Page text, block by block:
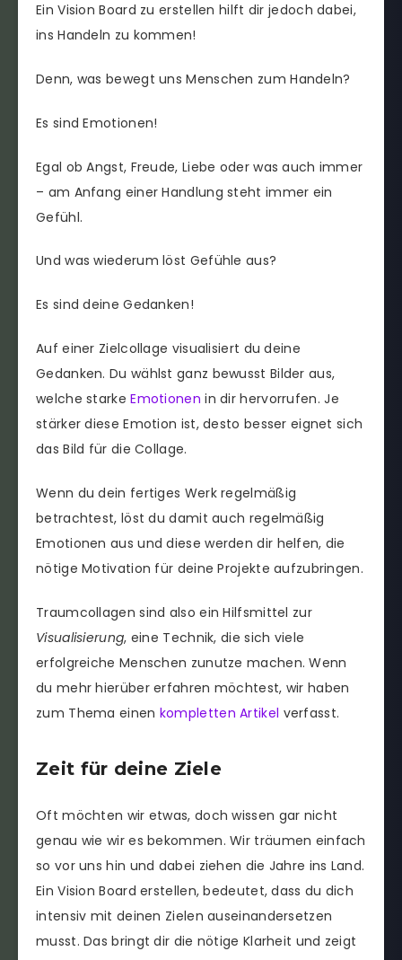
Ein Vision Board zu erstellen hilft dir jedoch dabei,
ins Handeln zu kommen!
Denn, was bewegt uns Menschen zum Handeln?
Es sind Emotionen!
Egal ob Angst, Freude, Liebe oder was auch immer
– am Anfang einer Handlung steht immer ein
Gefühl.
Und was wiederum löst Gefühle aus?
Es sind deine Gedanken!
Auf einer Zielcollage visualisiert du deine
Gedanken. Du wählst ganz bewusst Bilder aus,
welche starkeEmotionen in dir hervorrufen. Je
stärker diese Emotion ist, desto besser eignet sich
das Bild für die Collage.
Wenn du dein fertiges Werk regelmäßig
betrachtest, löst du damit auch regelmäßig
Emotionen aus und diese werden dir helfen, die
nötige Motivation für deine Projekte aufzubringen.
Traumcollagen sind also ein Hilfsmittel zur
Visualisierung, eine Technik, die sich viele
erfolgreiche Menschen zunutze machen. Wenn
du mehr hierüber erfahren möchtest, wir haben
zum Thema einen kompletten Artikel verfasst.
Zeit für deine Ziele
Oft möchten wir etwas, doch wissen gar nicht
genau wie wir es bekommen. Wir träumen einfach
so vor uns hin und dabei ziehen die Jahre ins Land.
Ein Vision Board erstellen, bedeutet, dass du dich
intensiv mit deinen Zielen auseinandersetzen
musst. Das bringt dir die nötige Klarheit und zeigt